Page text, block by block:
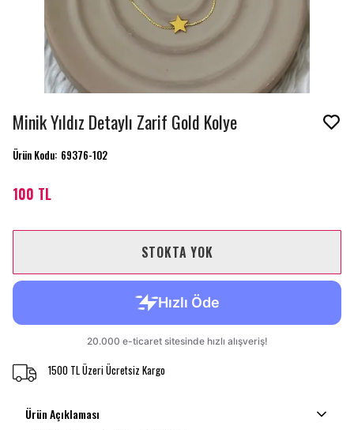
Minik Yıldız Detaylı Zarif Gold Kolye
Ürün Kodu: 69376-102
100 TL
STOKTA YOK
1500 TL Üzeri Ücretsiz Kargo
Ürün Açıklaması